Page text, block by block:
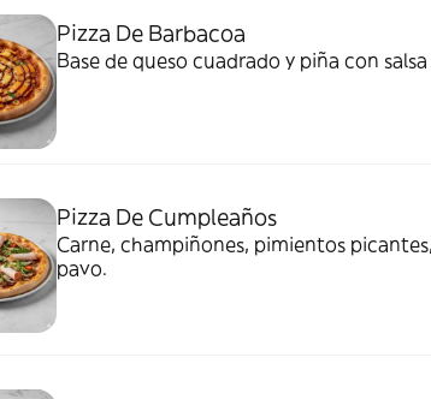
Pizza De Barbacoa
Base de queso cuadrado y piña con
Pizza De Cumpleaños
Carne, champiñones, pimientos
pavo.